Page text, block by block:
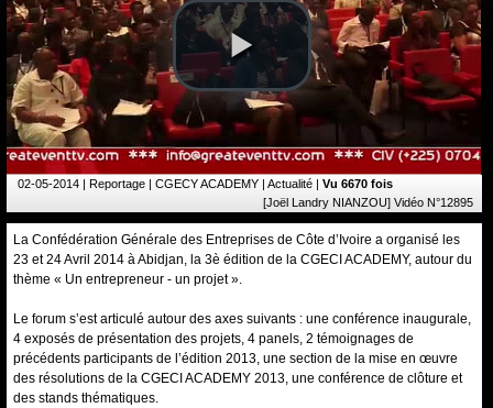
02-05-2014 | Reportage | CGECY ACADEMY | Actualité | Vu 6670 fois
[Joël Landry NIANZOU] Vidéo N°12895
La Confédération Générale des Entreprises de Côte d’Ivoire a organisé les
23 et 24 Avril 2014 à Abidjan, la 3è édition de la CGECI ACADEMY, autour du
thème « Un entrepreneur - un projet ».
Le forum s’est articulé autour des axes suivants : une conférence inaugurale,
4 exposés de présentation des projets, 4 panels, 2 témoignages de
précédents participants de l’édition 2013, une section de la mise en œuvre
des résolutions de la CGECI ACADEMY 2013, une conférence de clôture et
des stands thématiques.